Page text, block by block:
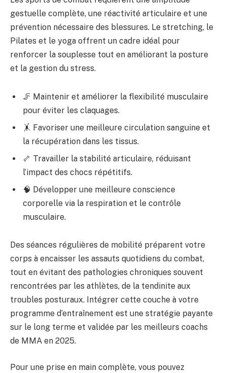
gestuelle complète, une réactivité articulaire et une
prévention nécessaire des blessures. Le stretching, le
Pilates et le yoga offrent un cadre idéal pour
renforcer la souplesse tout en améliorant la posture
et la gestion du stress.
🦵 Maintenir et améliorer la flexibilité musculaire
pour éviter les claquages.
🤸 Favoriser une meilleure circulation sanguine et
la récupération dans les tissus.
🦴 Travailler la stabilité articulaire, réduisant
l’impact des chocs répétitifs.
🧠 Développer une meilleure conscience
corporelle via la respiration et le contrôle
musculaire.
Des séances régulières de mobilité préparent votre
corps à encaisser les assauts quotidiens du combat,
tout en évitant des pathologies chroniques souvent
rencontrées par les athlètes, de la tendinite aux
troubles posturaux. Intégrer cette couche à votre
programme d’entraînement est une stratégie payante
sur le long terme et validée par les meilleurs coachs
de MMA en 2025.
Pour une prise en main complète, vous pouvez